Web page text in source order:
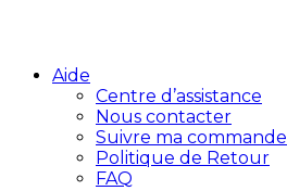
Aide
Centre d’assistance
Nous contacter
Suivre ma commande
Politique de Retour
FAQ